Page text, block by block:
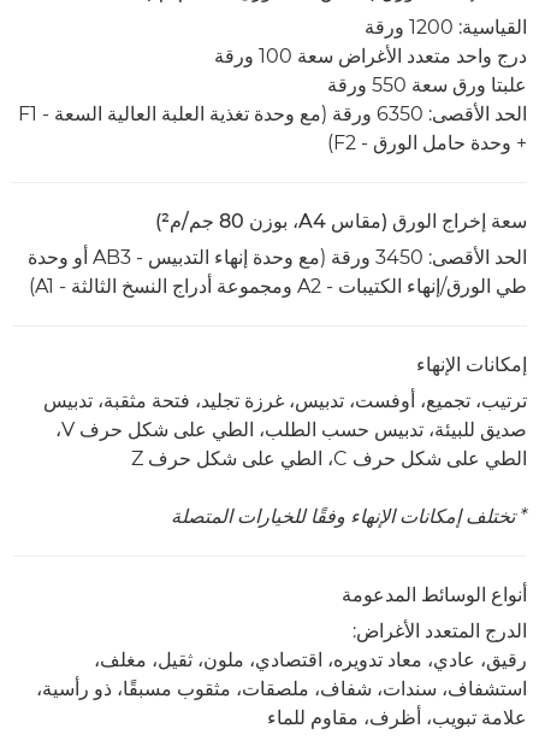
القياسية: 1200 ورقة
درج واحد متعدد الأغراض سعة 100 ورقة
علبتا ورق سعة 550 ورقة
الحد الأقصى: 6350 ورقة (مع وحدة تغذية العلبة العالية السعة - F1
+ وحدة حامل الورق - F2)
سعة إخراج الورق (مقاس A4، بوزن 80 جم/م²)
الحد الأقصى: 3450 ورقة (مع وحدة إنهاء التدبيس - AB3 أو وحدة
طي الورق/إنهاء الكتيبات - A2 ومجموعة أدراج النسخ الثالثة - A1)
إمكانات الإنهاء
ترتيب، تجميع، أوفست، تدبيس، غرزة تجليد، فتحة مثقبة، تدبيس
صديق للبيئة، تدبيس حسب الطلب، الطي على شكل حرف V،
الطي على شكل حرف C، الطي على شكل حرف Z
* تختلف إمكانات الإنهاء وفقًا للخيارات المتصلة
أنواع الوسائط المدعومة
الدرج المتعدد الأغراض:
رقيق، عادي، معاد تدويره، اقتصادي، ملون، ثقيل، مغلف،
استشفاف، سندات، شفاف، ملصقات، مثقوب مسبقًا، ذو رأسية،
علامة تبويب، أظرف، مقاوم للماء